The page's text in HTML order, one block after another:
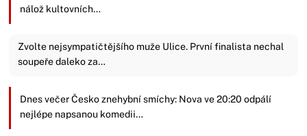
nálož kultovních…
Zvolte nejsympatičtějšího muže Ulice. První finalista nechal
soupeře daleko za…
Dnes večer Česko znehybní smíchy: Nova ve 20:20 odpálí
nejlépe napsanou komedii…